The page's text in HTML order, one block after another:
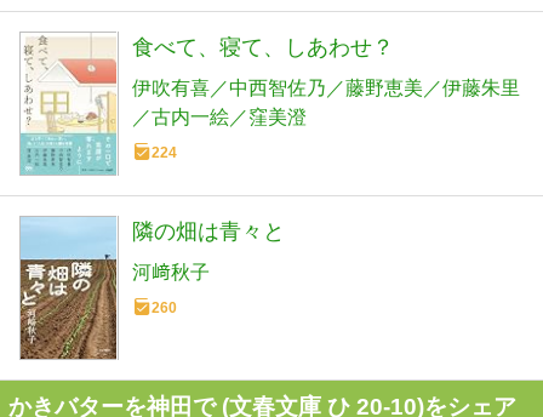
食べて、寝て、しあわせ？
伊吹有喜／中西智佐乃／藤野恵美／伊藤朱里
／古内一絵／窪美澄
224
隣の畑は青々と
河﨑秋子
260
かきバターを神田で (文春文庫 ひ 20-10)をシェア